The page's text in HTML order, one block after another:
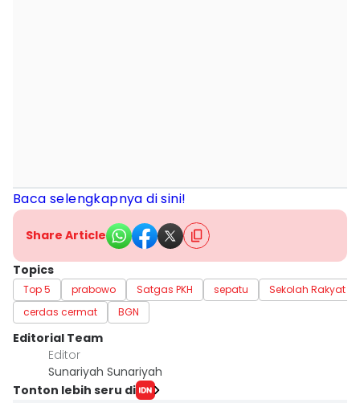
Baca selengkapnya di sini!
Share Article
Topics
Top 5 prabowo Satgas PKH sepatu
Sekolah Rakyat
cerdas cermat
BGN
Editorial Team
Editor
Sunariyah Sunariyah
Tonton lebih seru di